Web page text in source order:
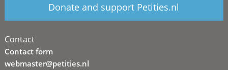
Donate and support Petities.nl
Contact
Contact form
webmaster@petities.nl